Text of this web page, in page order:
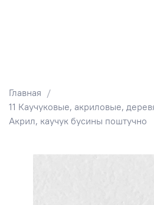
Главная
11 Каучуковые, акриловые,
Акрил, каучук бусины поштучно